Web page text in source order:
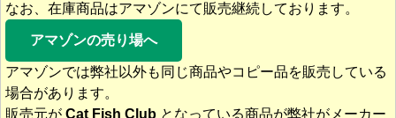
なお、在庫商品はアマゾンにて販売継続しております。
アマゾンの売り場へ
アマゾンでは弊社以外も同じ商品やコピー品を販売している
場合があります。
販売元が Cat Fish Club となっている商品が弊社がメーカー